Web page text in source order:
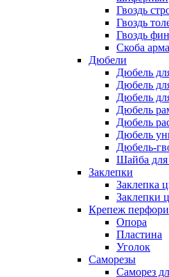
Гвоздь
Гвоздь
Гвоздь
Скоба
Дюбели
Дюбель
Дюбель
Дюбель
Дюбель
Дюбель
Дюбель
Дюбель-
Шайба для
Заклепки
Заклепка
Заклепки
Крепеж
Опора
Пластина
Уголок
Саморезы
Саморез